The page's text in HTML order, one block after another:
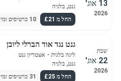
13 אוג'
2026
גנט, בלגיה
החל מ £21
10 כרטיסים זמינים
שבת
22 אוג'
2026
גנט נגד אוד הברלי ליובן
ליגה בלגית ・ אצטדיון גנט
גנט, בלגיה
החל מ £25
31 כרטיסים זמינים